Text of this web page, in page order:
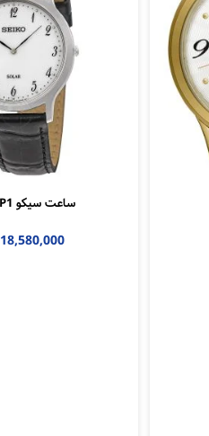
ساعت سیکو SUP863P1
18,580,000